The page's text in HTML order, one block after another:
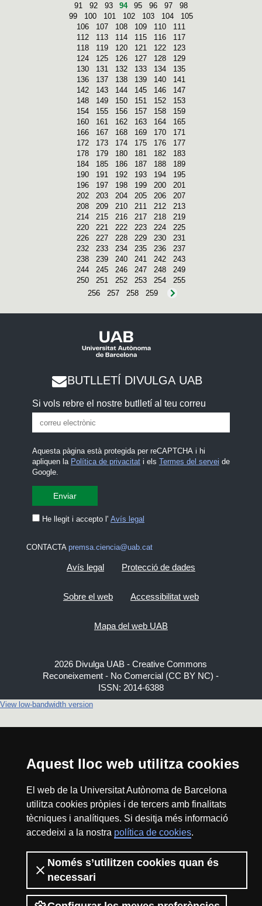
Aquest lloc web utilitza cookies
El web de la Universitat Autònoma de Barcelona
utilitza cookies pròpies i de tercers amb finalitats
tècniques i analítiques. Si desitja més informació
accedeixi a la nostra política de cookies.
Només s’utilitzen cookies quan és
necessari
91
92 93 94 95 96 97
98
99
100 101 102 103 104
105
106
107 108 109 110
111
112
113 114 115 116
117
118
119 120 121 122
123
124
125 126 127 128
129
130
131 132 133 134
135
136
137 138 139 140
141
142
143 144 145 146
147
148
149 150 151 152
153
154
155 156 157 158
159
160
161 162 163 164
165
166
167 168 169 170
171
172
173 174 175 176
177
178
179 180 181 182
183
184
185 186 187 188
189
190
191 192 193 194
195
196
197 198 199 200
201
202
203 204 205 206
207
208
209 210 211 212
213
214
215 216 217 218
219
220
221 222 223 224
225
226
227 228 229 230
231
232
233 234 235 236
237
238
239 240 241 242
243
244
245 246 247 248
249
250
251 252 253 254
255
256
257 258 259
BUTLLETÍ DIVULGA UAB
Si vols rebre el nostre butlletí al teu correu
Aquesta pàgina està protegida per reCAPTCHA i hi
apliquen la Política de privacitati els Termes del servei de
Google.
He llegit i accepto l' Avís legal
CONTACTA premsa.ciencia@uab.cat
Avís legal Protecció de dades
Sobre el web Accessibilitat web
Mapa del web UAB
2026 Divulga UAB - Creative Commons
Reconeixement - No Comercial (CC BY NC) -
ISSN: 2014-6388
View low-bandwidth version